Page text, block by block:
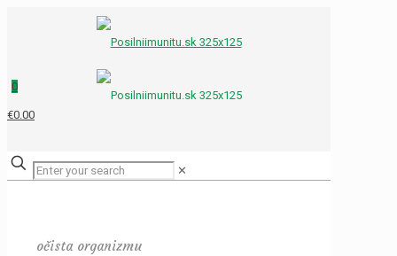
0
€0.00
✕
očista organizmu